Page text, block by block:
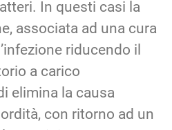
In questi casi la
associata ad una cura
riducendo il
a carico
elimina la causa
con ritorno ad un